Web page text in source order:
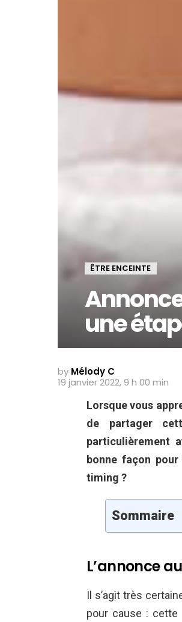
ÊTRE ENCEINTE
une
by Mélody C
19 janvier 2022, 9 h 00 min
Lorsque vous
de partager
particulièrement
bonne façon
timing ?
Sommaire
L’annonce
Il s’agit très
pour cause : cette